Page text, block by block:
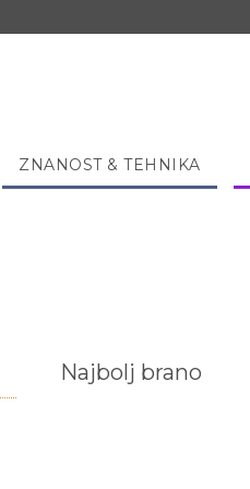
ZNANOST & TEHNIKA
Najbolj brano